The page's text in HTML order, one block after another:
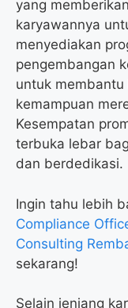
yang
karyawannya
menyediakan
pengembangan
untuk
kemampuan
Kesempatan
terbuka lebar
dan berdedikasi.
Ingin tahu lebih
Compliance
Consulting
sekarang!
Selain jenjang